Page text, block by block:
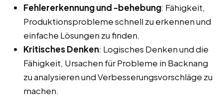
Fehlererkennung und -behebung: Fähigkeit,
Produktionsprobleme schnell zu erkennen und
einfache Lösungen zu finden.
Kritisches Denken: Logisches Denken und die
Fähigkeit, Ursachen für Probleme in Backnang
zu analysieren und Verbesserungsvorschläge zu
machen.